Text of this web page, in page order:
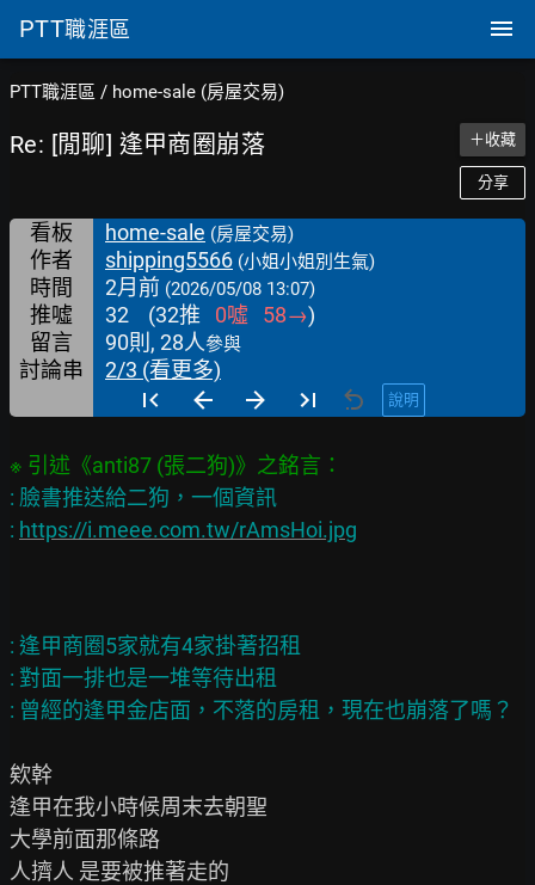
PTT職涯區
PTT職涯區 / home-sale (房屋交易)
Re: [閒聊] 逢甲商圈崩落 ＋收藏
分享
看板 home-sale (房屋交易)
作者 shipping5566 (小姐小姐別生氣)
時間 2月前 (2026/05/08 13:07)
推噓 32 (32推 0噓 58→)
留言
90則, 28人參與
討論串 2/3 (看更多)
說明
: 臉書推送給二狗，一個資訊
: https://i.meee.com.tw/rAmsHoi.jpg
: 逢甲商圈5家就有4家掛著招租
: 對面一排也是一堆等待出租
欸幹
逢甲在我小時候周末去朝聖
大學前面那條路
人擠人 是要被推著走的